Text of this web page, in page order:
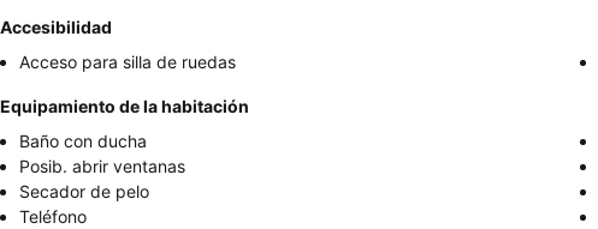
Accesibilidad
Acceso para silla de ruedas
Equipamiento de la habitación
Baño con ducha
Posib. abrir ventanas
Secador de pelo
Teléfono